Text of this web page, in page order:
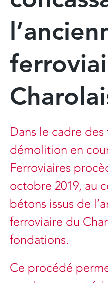
Dans le cadre
démolition en
Ferroviaires
octobre 2019, au
bétons issus de
ferroviaire du
fondations.
Ce procédé